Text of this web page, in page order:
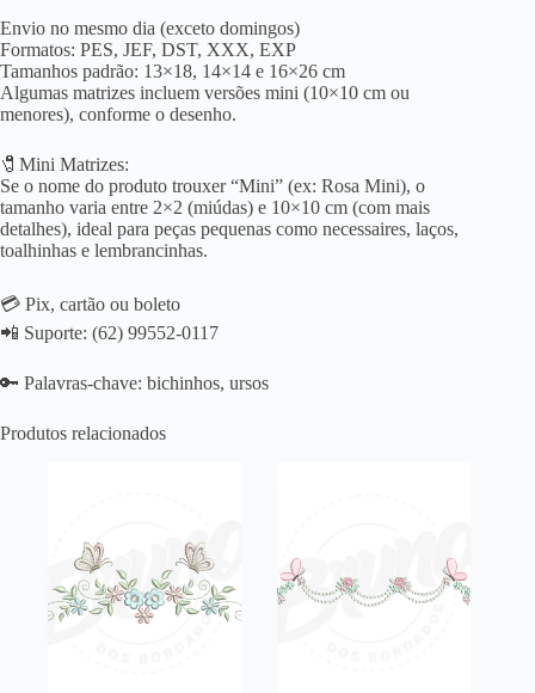
Envio no mesmo dia (exceto domingos)
Formatos: PES, JEF, DST, XXX, EXP
Tamanhos padrão: 13×18, 14×14 e 16×26 cm
Algumas matrizes incluem versões mini (10×10 cm ou
menores), conforme o desenho.
🧷Mini Matrizes:
Se o nome do produto trouxer “Mini” (ex: Rosa Mini), o
tamanho varia entre 2×2 (miúdas) e 10×10 cm (com mais
detalhes), ideal para peças pequenas como necessaires, laços,
toalhinhas e lembrancinhas.
💳 Pix, cartão ou boleto
📲 Suporte: (62) 99552-0117
🔑 Palavras-chave: bichinhos, ursos
Produtos relacionados